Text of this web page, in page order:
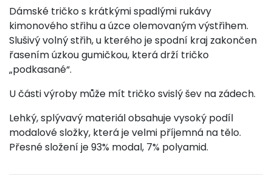
Dámské tričko s krátkými spadlými rukávy
kimonového střihu a úzce olemovaným výstřihem.
Slušivý volný střih, u kterého je spodní kraj zakončen
řasením úzkou gumičkou, která drží tričko
„podkasané“.
U části výroby může mít tričko svislý šev na zádech.
Lehký, splývavý materiál obsahuje vysoký podíl
modalové složky, která je velmi příjemná na tělo.
Přesné složení je 93% modal, 7% polyamid.